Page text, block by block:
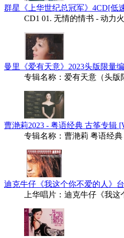
群星《上华世纪总冠军》4CD[低
CD1 01. 无情的情书 - 动力
曼里《爱有天意》2023头版限量
专辑名称：爱有天意（头版
曹滟莉2023 - 粤语经典 古筝专辑
专辑名称：曹滟莉 粤语经
迪克牛仔《我这个你不爱的人》
上华唱片：迪克牛仔《我这